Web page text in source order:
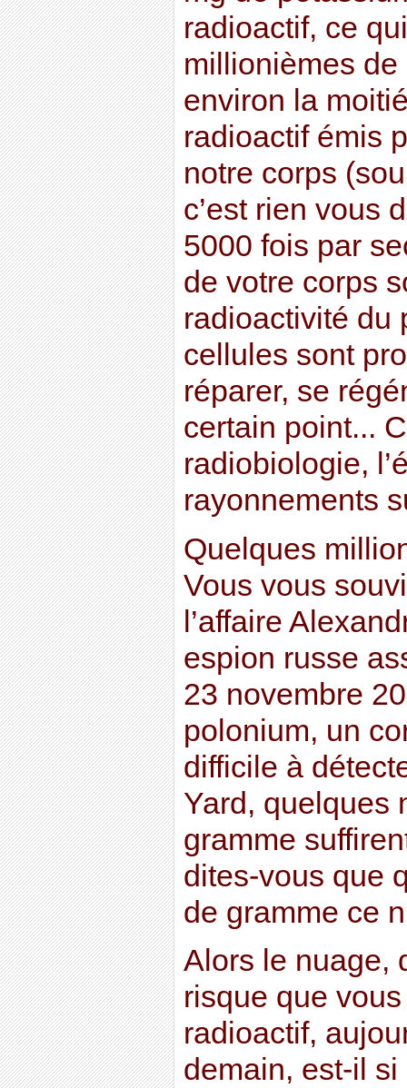
radioactif, ce
millionièmes
environ la
radioactif émis
notre corps
c’est rien vous
5000 fois par
de votre corps
radioactivité du
cellules sont
réparer, se
certain point...
radiobiologie,
rayonnements
Quelques
Vous vous
l’affaire
espion russe
23 novembre
polonium, un
difficile à
Yard, quelques
gramme
dites-vous que
de gramme ce
Alors le nuage,
risque que
radioactif,
demain, est-il